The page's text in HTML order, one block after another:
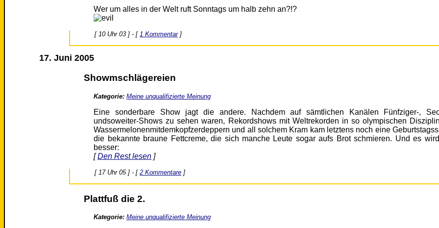
Wer um alles in der Welt ruft Sonntags um halb zehn an?!?
[ 10 Uhr 03 ] - [ 1 Kommentar]
17. Juni 2005
Showmschlägereien
Kategorie: Meine unqualifizierte Meinung
Eine sonderbare Show jagt die andere. Nachdem auf sämtlichen Kanälen Fünfziger-,
undsoweiter-Shows zu sehen waren, Rekordshows mit Weltrekorden in so olympischen
Wassermelonenmitdemkopfzerdeppern und all solchem Kram kam letztens noch eine
die bekannte braune Fettcreme, die sich manche Leute sogar aufs Brot schmieren. Und es
besser:
[Den Rest lesen ]
[ 17 Uhr 05 ] - [2 Kommentare ]
Plattfuß die 2.
Kategorie: Meine unqualifizierte Meinung